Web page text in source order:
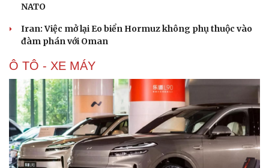
NATO
Iran: Việc mở lại Eo biển Hormuz không phụ thuộc vào
đàm phán với Oman
Ô TÔ - XE MÁY